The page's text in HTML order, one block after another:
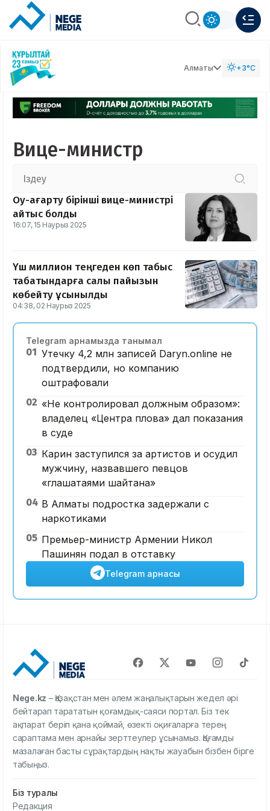
Алматы +3°C
Вице-министр
Оқу-ағарту бірінші вице-министрі
қайтыс болды
16:07, 15 Наурыз 2025
Үш миллион теңгеден көп табыс
табатындарға салық пайызын
көбейту ұсынылды
04:38, 02 Наурыз 2025
Telegram арнамызда танымал
01 Утечку 4,2 млн записей Daryn.online не
подтвердили, но компанию
оштрафовали
02 «Не контролировал должным образом»:
владелец «Центра плова» дал показания
в суде
03 Карин заступился за артистов и осудил
мужчину, назвавшего певцов
«глашатаями шайтана»
04 В Алматы подростка задержали с
наркотиками
05 Премьер-министр Армении Никол
Пашинян подал в отставку
Telegram арнасы
Nege.kz – Қазақстан мен әлем жаңалықтарын жедел әрі
бейтарап тарататын қоғамдық-саяси портал. Біз тек
ақпарат беріп қана қоймай, өзекті оқиғаларға терең
сараптама мен арнайы зерттеулер ұсынамыз. Қоғамды
мазалаған басты сұрақтардың нақты жауабын бізбен бірге
табыңыз.
Біз туралы
Редакция